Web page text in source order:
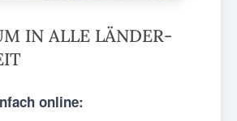
IN ALLE LÄNDER-
online: